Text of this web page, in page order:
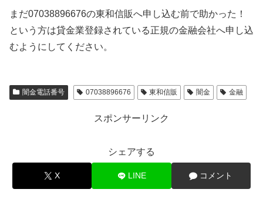
まだ07038896676の東和信販へ申し込む前で助かった！
という方は貸金業登録されている正規の金融会社へ申し込
むようにしてください。
闇金電話番号 07038896676 東和信販 闇金 金融
スポンサーリンク
シェアする
X LINE コメント